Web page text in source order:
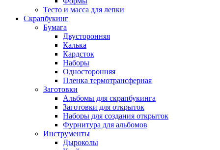
Тесто и масса для лепки
Скрапбукинг
Бумага
Двусторонняя
Калька
Кардсток
Наборы
Односторонняя
Пленка термотрансферная
Заготовки
Альбомы для скрапбукинга
Заготовки для открыток
Наборы для создания открыток
Фурнитура для альбомов
Инструменты
Дыроколы